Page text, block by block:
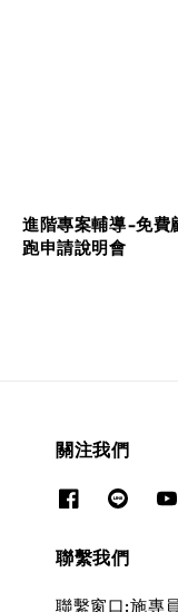
進階專案輔導-免費
跑申請說明會
關注我們
聯繫我們
聯繫窗口:施